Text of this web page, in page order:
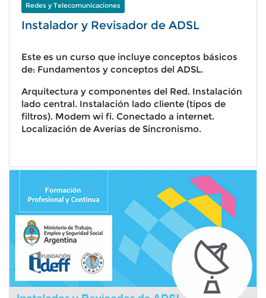
Redes y Telecomunicaciones
Instalador y Revisador de ADSL
Este es un curso que incluye conceptos básicos
de: Fundamentos y conceptos del ADSL.
Arquitectura y componentes del Red. Instalación
lado central. Instalación lado cliente (tipos de
filtros). Modem wi fi. Conectado a internet.
Localización de Averías de Sincronismo.